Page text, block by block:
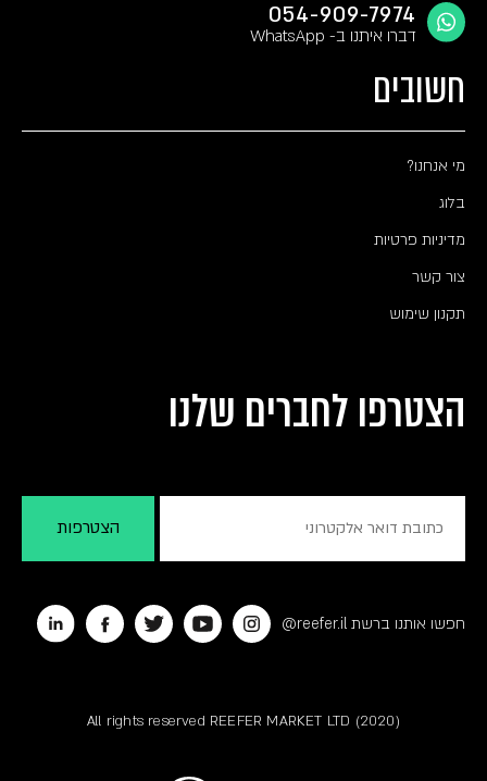
054-909-7974
דברו איתנו ב- WhatsApp
חשובים
מי אנחנו?
בלוג
מדיניות פרטיות
צור קשר
תקנון שימוש
הצטרפו לחברים שלנו
חפשו אותנו ברשת reefer.il@
All rights reserved REEFER MARKET LTD (2020)